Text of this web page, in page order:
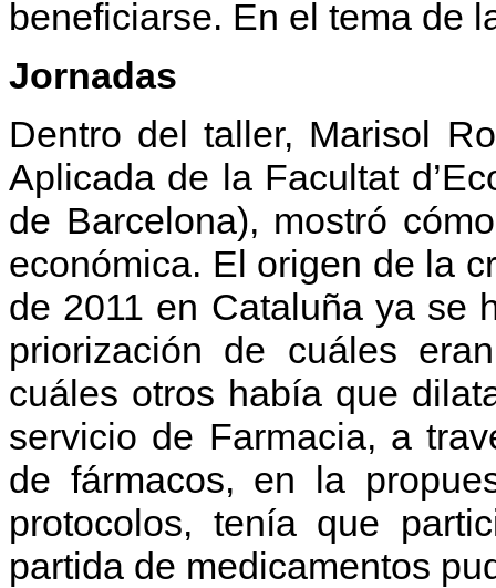
beneficiarse. En el tema de
Jornadas
Dentro del taller, Marisol
Aplicada de la Facultat
de Barcelona), mostró
económica. El origen de la
de 2011 en Cataluña ya se
priorización de cuáles
cuáles otros había que
servicio de Farmacia, a
de fármacos, en la
protocolos, tenía que
partida de medicamentos